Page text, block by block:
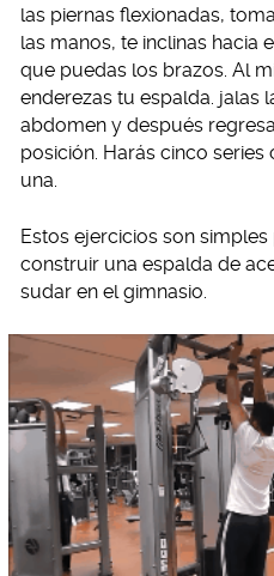
las piernas flexionadas,
las manos, te inclinas hacia
que puedas los brazos. Al
enderezas tu espalda. jalas
abdomen y después
posición. Harás cinco series
una.
Estos ejercicios son
construir una espalda de
sudar en el gimnasio.